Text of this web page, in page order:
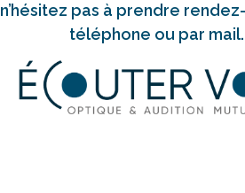
n’hésitez pas à prendre
téléphone ou par mail.